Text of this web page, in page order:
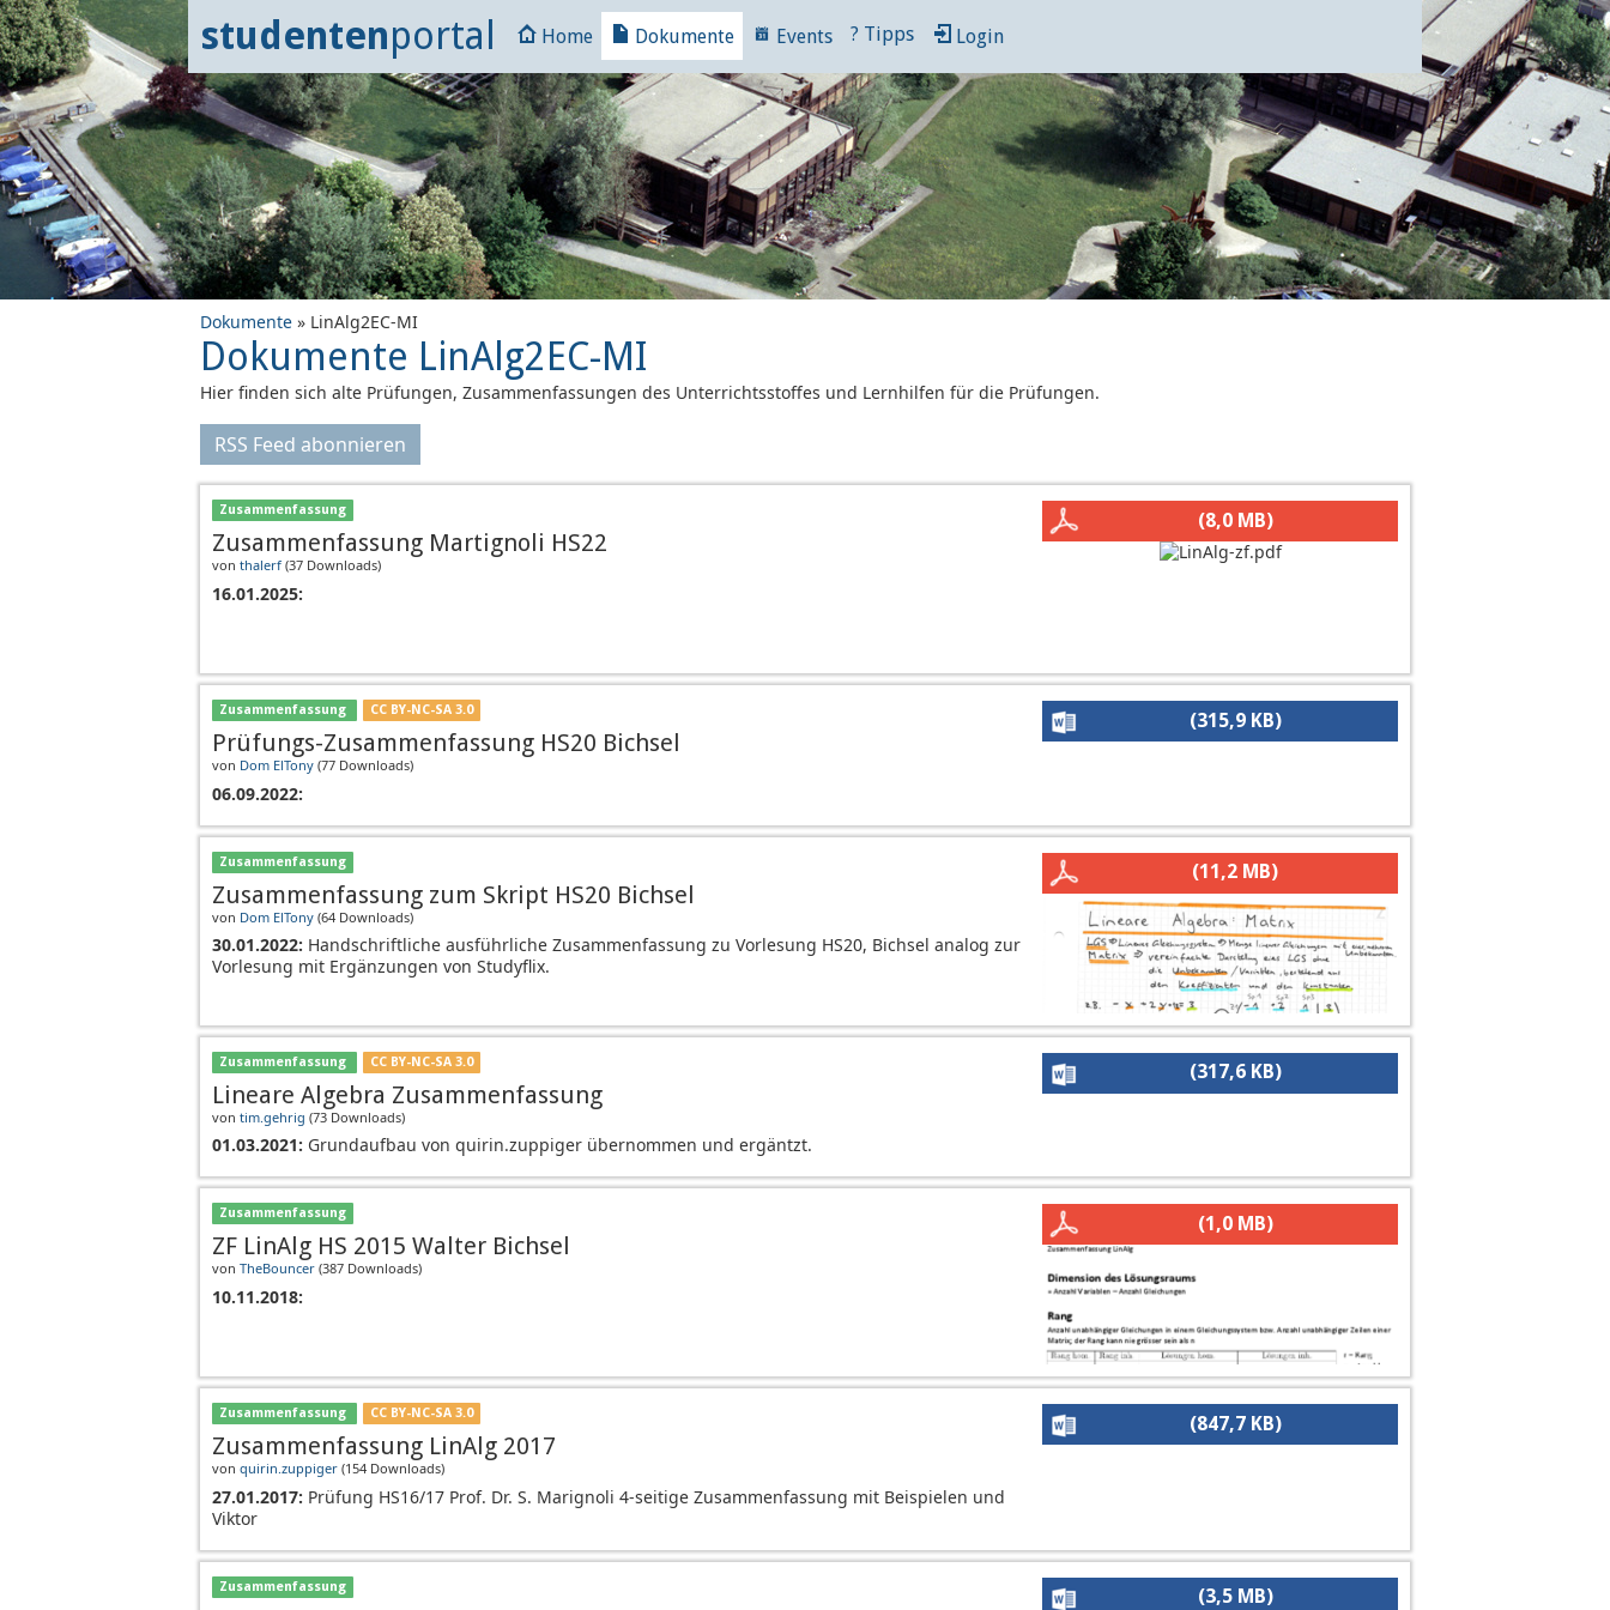
studentenportal Home Dokumente Events ? Tipps Login
Dokumente » LinAlg2EC-MI
Dokumente LinAlg2EC-MI
Hier finden sich alte Prüfungen, Zusammenfassungen des Unterrichtsstoffes und Lernhilfen für die Prüfungen.
RSS Feed abonnieren
Zusammenfassung
Zusammenfassung Martignoli HS22
von thalerf (37 Downloads)
16.01.2025:
(8,0 MB)
Zusammenfassung CC BY-NC-SA 3.0
Prüfungs-Zusammenfassung HS20 Bichsel
von Dom ElTony (77 Downloads)
06.09.2022:
(315,9 KB)
Zusammenfassung
Zusammenfassung zum Skript HS20 Bichsel
von Dom ElTony (64 Downloads)
30.01.2022: Handschriftliche ausführliche Zusammenfassung zu Vorlesung HS20, Bichsel analog zur
Vorlesung mit Ergänzungen von Studyflix.
(11,2 MB)
Zusammenfassung CC BY-NC-SA 3.0
Lineare Algebra Zusammenfassung
von tim.gehrig (73 Downloads)
01.03.2021: Grundaufbau von quirin.zuppiger übernommen und ergäntzt.
(317,6 KB)
Zusammenfassung
ZF LinAlg HS 2015 Walter Bichsel
von TheBouncer (387 Downloads)
10.11.2018:
(1,0 MB)
Zusammenfassung CC BY-NC-SA 3.0
Zusammenfassung LinAlg 2017
von quirin.zuppiger (154 Downloads)
27.01.2017: Prüfung HS16/17 Prof. Dr. S. Marignoli 4-seitige Zusammenfassung mit Beispielen und
Viktor
(847,7 KB)
Zusammenfassung (3,5 MB)